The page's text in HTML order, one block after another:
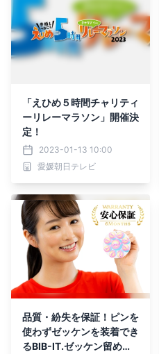
「えひめ５時間チャリティ
ーリレーマラソン」開催決
定！
2023-01-13 10:00
愛媛朝日テレビ
品質・紛失を保証！ピンを
使わずゼッケンを装着でき
るBIB-IT.ゼッケン留めが